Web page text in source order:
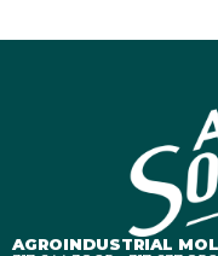
AGROINDUSTRIAL